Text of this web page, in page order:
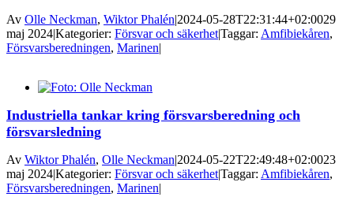
Av Olle Neckman, Wiktor Phalén|2024-05-28T22:31:44+02:0029
maj 2024|Kategorier: Försvar och säkerhet|Taggar: Amfibiekåren,
Försvarsberedningen, Marinen|
Industriella tankar kring försvarsberedning och
försvarsledning
Av Wiktor Phalén, Olle Neckman|2024-05-22T22:49:48+02:0023
maj 2024|Kategorier: Försvar och säkerhet|Taggar: Amfibiekåren,
Försvarsberedningen, Marinen|